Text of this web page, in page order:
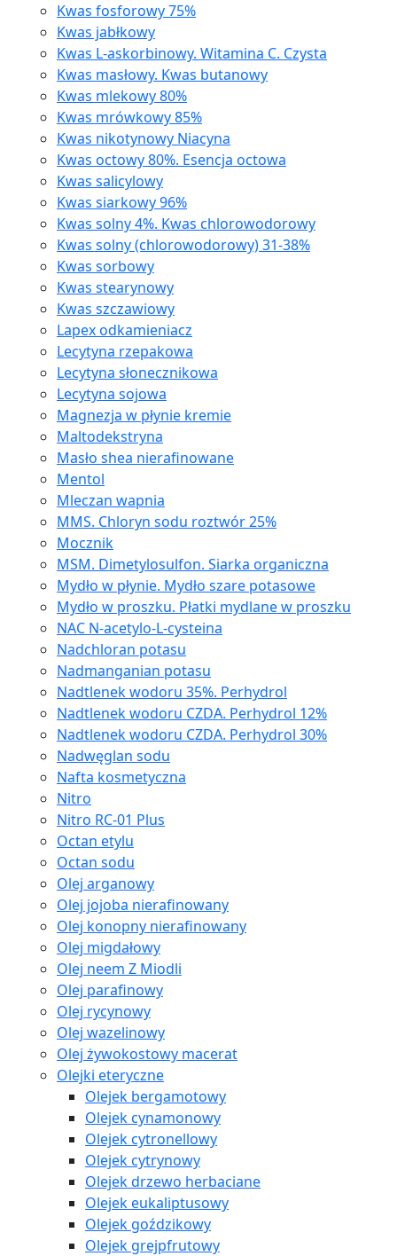
Kwas fosforowy 75%
Kwas jabłkowy
Kwas L-askorbinowy. Witamina C. Czysta
Kwas masłowy. Kwas butanowy
Kwas mlekowy 80%
Kwas mrówkowy 85%
Kwas nikotynowy Niacyna
Kwas octowy 80%. Esencja octowa
Kwas salicylowy
Kwas siarkowy 96%
Kwas solny 4%. Kwas chlorowodorowy
Kwas solny (chlorowodorowy) 31-38%
Kwas sorbowy
Kwas stearynowy
Kwas szczawiowy
Lapex odkamieniacz
Lecytyna rzepakowa
Lecytyna słonecznikowa
Lecytyna sojowa
Magnezja w płynie kremie
Maltodekstryna
Masło shea nierafinowane
Mentol
Mleczan wapnia
MMS. Chloryn sodu roztwór 25%
Mocznik
MSM. Dimetylosulfon. Siarka organiczna
Mydło w płynie. Mydło szare potasowe
Mydło w proszku. Płatki mydlane w proszku
NAC N-acetylo-L-cysteina
Nadchloran potasu
Nadmanganian potasu
Nadtlenek wodoru 35%. Perhydrol
Nadtlenek wodoru CZDA. Perhydrol 12%
Nadtlenek wodoru CZDA. Perhydrol 30%
Nadwęglan sodu
Nafta kosmetyczna
Nitro
Nitro RC-01 Plus
Octan etylu
Octan sodu
Olej arganowy
Olej jojoba nierafinowany
Olej konopny nierafinowany
Olej migdałowy
Olej neem Z Miodli
Olej parafinowy
Olej rycynowy
Olej wazelinowy
Olej żywokostowy macerat
Olejki eteryczne
Olejek bergamotowy
Olejek cynamonowy
Olejek cytronellowy
Olejek cytrynowy
Olejek drzewo herbaciane
Olejek eukaliptusowy
Olejek goździkowy
Olejek grejpfrutowy